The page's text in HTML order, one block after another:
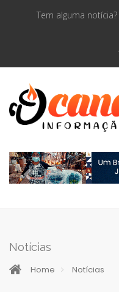
Tem alguma notícia?
Previous
Notícias
Home Notícias